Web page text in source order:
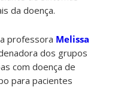
da doença.
professora Melissa
dos grupos
com doença de
para pacientes